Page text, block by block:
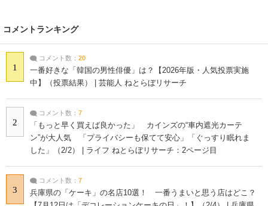
コメントランキング
1
コメント数： 20
一番好きな「韓国の男性俳優」は？【2026年版・人気投票実施
中】（投票結果） | 芸能人 ねとらぼリサーチ
2
コメント数： 7
「もっと早く買えば良かった」 カインズの“車内遮光カーテ
ン”が大人気 「プライバシーも保てて安心」「ぐっすり眠れま
した」（2/2） | ライフ ねとらぼリサーチ：2ページ目
3
コメント数： 7
兵庫県の「ケーキ」の名店10選！ 一番うまいと思う店はどこ？